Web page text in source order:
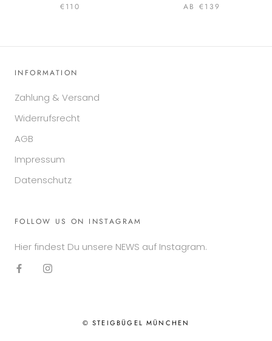
€110
AB €139
INFORMATION
Zahlung & Versand
Widerrufsrecht
AGB
Impressum
Datenschutz
FOLLOW US ON INSTAGRAM
Hier findest Du unsere NEWS auf Instagram.
© STEIGBÜGEL MÜNCHEN